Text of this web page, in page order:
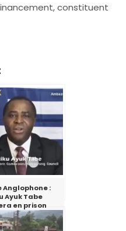
constituent
Anglophone :
Ayuk Tabe
en prison